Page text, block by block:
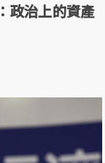
政治上的資產